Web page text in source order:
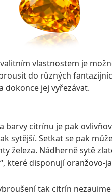
vlastnostem je
do různých
dokonce jej vyřezávat.
citrínu je pak
Setkat se pak
Nádherně sytě
které disponují oranžovo-
tak citrín